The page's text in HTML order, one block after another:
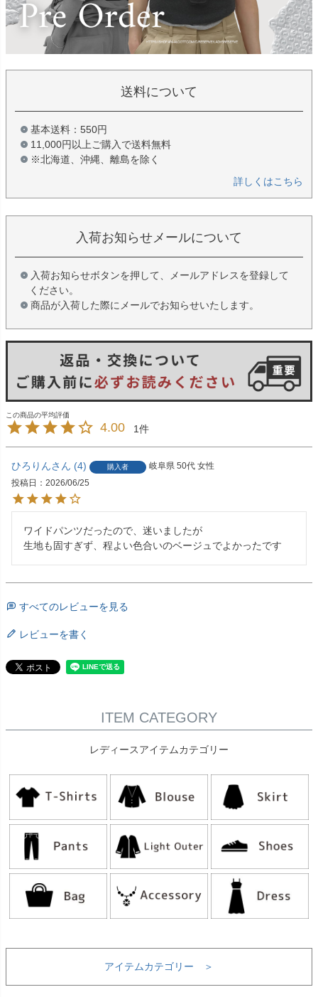
送料について
基本送料：550円
11,000円以上ご購入で送料無料
※北海道、沖縄、離島を除く
詳しくはこちら
入荷お知らせメールについて
入荷お知らせボタンを押して、メールアドレスを登録して
ください。
商品が入荷した際にメールでお知らせいたします。
4.00 1
ひろりん 4 購入者 岐阜県 50代 女性
投稿日
2026/06/25
ワイドパンツだったので、迷いましたが
生地も固すぎず、程よい色合いのベージュでよかったです
すべてのレビューを見る
レビューを書く
ITEM CATEGORY
レディースアイテムカテゴリー
アイテムカテゴリー ＞